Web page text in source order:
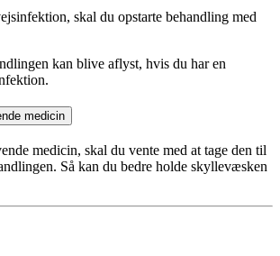
skal du opstarte behandling med
kan blive aflyst, hvis du har en
medicin
medicin, skal du vente med at tage den til
Så kan du bedre holde skyllevæsken